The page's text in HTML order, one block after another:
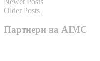
Newer Posts
Older Posts
Партнери на AIMC